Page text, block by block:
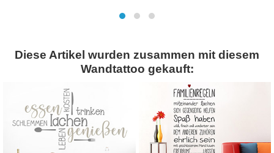
Diese Artikel wurden zusammen mit diesem
Wandtattoo gekauft: